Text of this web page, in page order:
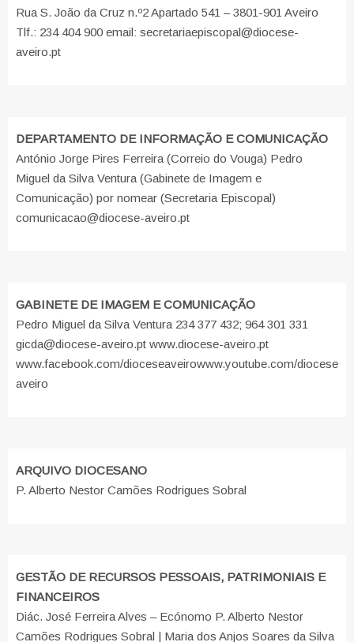
Rua S. João da Cruz n.º2 Apartado 541 – 3801-901 Aveiro
Tlf.: 234 404 900 email: secretariaepiscopal@diocese-
aveiro.pt
DEPARTAMENTO DE INFORMAÇÃO E COMUNICAÇÃO
António Jorge Pires Ferreira (Correio do Vouga) Pedro
Miguel da Silva Ventura (Gabinete de Imagem e
Comunicação) por nomear (Secretaria Episcopal)
comunicacao@diocese-aveiro.pt
GABINETE DE IMAGEM E COMUNICAÇÃO
Pedro Miguel da Silva Ventura 234 377 432; 964 301 331
gicda@diocese-aveiro.pt www.diocese-aveiro.pt
www.facebook.com/dioceseaveirowww.youtube.com/diocese
aveiro
ARQUIVO DIOCESANO
P. Alberto Nestor Camões Rodrigues Sobral
GESTÃO DE RECURSOS PESSOAIS, PATRIMONIAIS E
FINANCEIROS
Diác. José Ferreira Alves – Ecónomo P. Alberto Nestor
Camões Rodrigues Sobral | Maria dos Anjos Soares da Silva